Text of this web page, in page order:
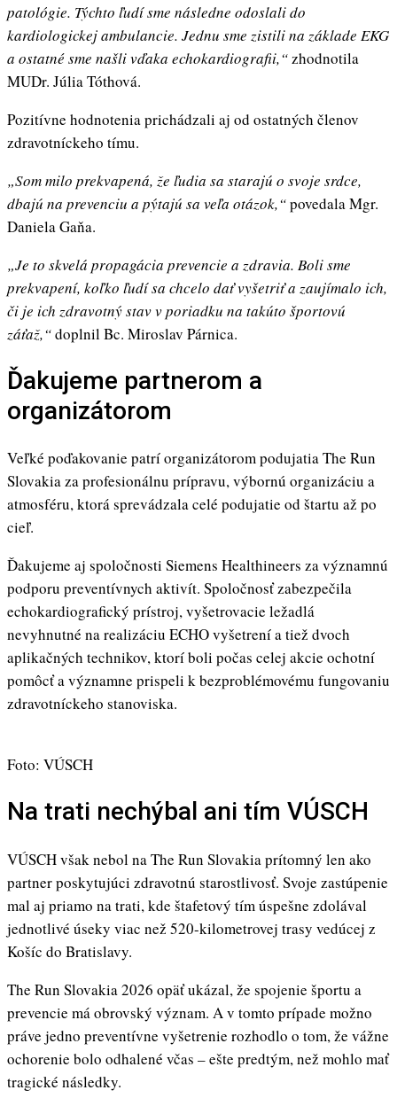
patológie. Týchto ľudí sme následne odoslali do
kardiologickej ambulancie. Jednu sme zistili na základe EKG
a ostatné sme našli vďaka echokardiografii,“zhodnotila
MUDr. Júlia Tóthová.
Pozitívne hodnotenia prichádzali aj od ostatných členov
zdravotníckeho tímu.
„Som milo prekvapená, že ľudia sa starajú o svoje srdce,
dbajú na prevenciu a pýtajú sa veľa otázok,“povedala Mgr.
Daniela Gaňa.
„Je to skvelá propagácia prevencie a zdravia. Boli sme
prekvapení, koľko ľudí sa chcelo dať vyšetriť a zaujímalo ich,
či je ich zdravotný stav v poriadku na takúto športovú
záťaž,“doplnil Bc. Miroslav Párnica.
Ďakujeme partnerom a
organizátorom
Veľké poďakovanie patrí organizátorom podujatia The Run
Slovakia za profesionálnu prípravu, výbornú organizáciu a
atmosféru, ktorá sprevádzala celé podujatie od štartu až po
cieľ.
Ďakujeme aj spoločnosti Siemens Healthineers za významnú
podporu preventívnych aktivít. Spoločnosť zabezpečila
echokardiografický prístroj, vyšetrovacie ležadlá
nevyhnutné na realizáciu ECHO vyšetrení a tiež dvoch
aplikačných technikov, ktorí boli počas celej akcie ochotní
pomôcť a významne prispeli k bezproblémovému fungovaniu
zdravotníckeho stanoviska.
Foto: VÚSCH
Na trati nechýbal ani tím VÚSCH
VÚSCH však nebol na The Run Slovakia prítomný len ako
partner poskytujúci zdravotnú starostlivosť. Svoje zastúpenie
mal aj priamo na trati, kde štafetový tím úspešne zdolával
jednotlivé úseky viac než 520-kilometrovej trasy vedúcej z
Košíc do Bratislavy.
The Run Slovakia 2026 opäť ukázal, že spojenie športu a
prevencie má obrovský význam. A v tomto prípade možno
práve jedno preventívne vyšetrenie rozhodlo o tom, že vážne
ochorenie bolo odhalené včas – ešte predtým, než mohlo mať
tragické následky.